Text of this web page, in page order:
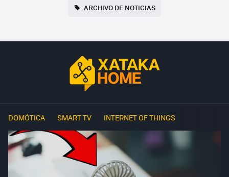
ARCHIVO DE NOTICIAS
DOMÓTICA SMART TV INTERNET OF THINGS